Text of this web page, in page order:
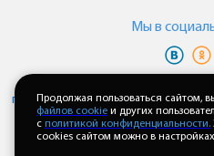
Мы в
персональных данныхи
когда оставляете свои данные в
сайте
Продолжая пользоваться сайтом,
файлов cookie и других
с политикой конфиденциальности.
cookies сайтом можно в настройках